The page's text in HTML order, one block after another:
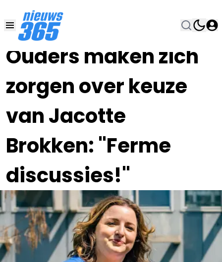
Ouders maken zich
zorgen over keuze
van Jacotte
Brokken: "Ferme
discussies!"
06 AUG 2024, 17:00